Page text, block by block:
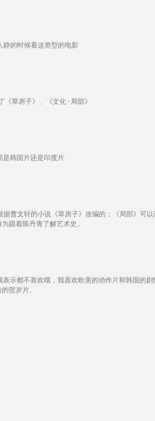
静的时候看这类型的电影
草房子》、《文化 · 局部》
是韩国片还是印度片
据曹文轩的小说《草房子》改编的；《局部》可
跟着陈丹青了解艺术史。
表示都不喜欢哦，我喜欢欧美的动作片和韩国的
贺岁片。